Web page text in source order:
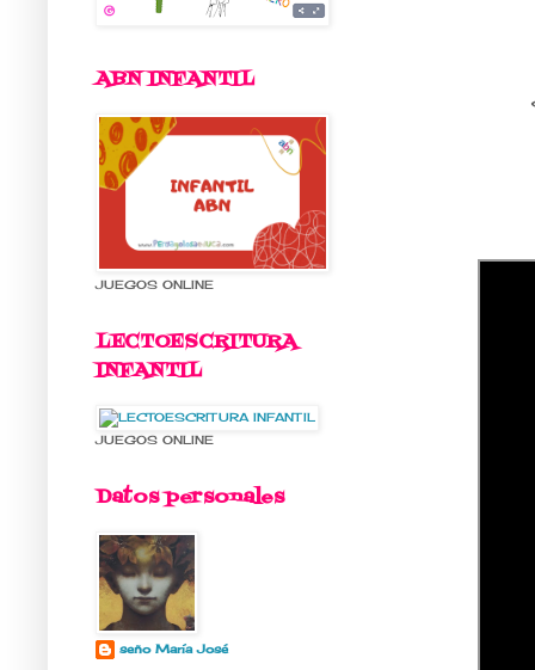
ABN INFANTIL
JUEGOS ONLINE
LECTOESCRITURA
INFANTIL
JUEGOS ONLINE
Datos personales
seño María José